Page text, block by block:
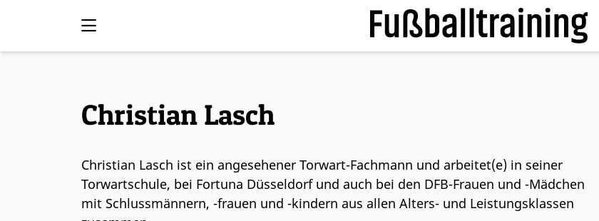
Christian Lasch
Christian Lasch ist ein angesehener Torwart-Fachmann und arbeitet(e) in seiner
Torwartschule, bei Fortuna Düsseldorf und auch bei den DFB-Frauen und -Mädchen
mit Schlussmännern, -frauen und -kindern aus allen Alters- und Leistungsklassen